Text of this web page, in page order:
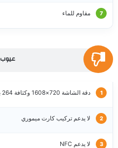
مقاوم للماء
عيوب
دقة الشاشة 720×1608 وكثافة 264 بكسل فقط
لا يدعم تركيب كارت ميموري
لا يدعم NFC